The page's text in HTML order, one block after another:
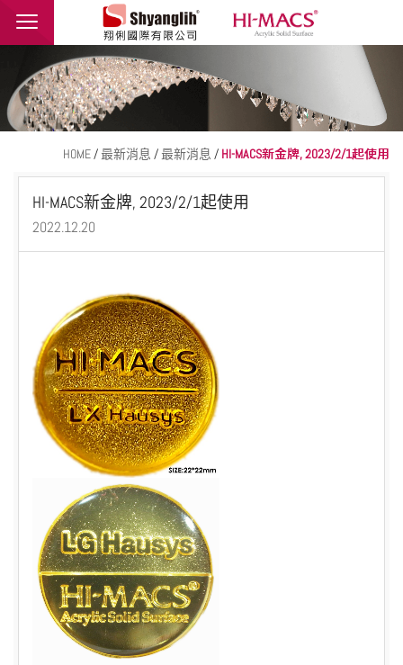
翔俐國際有限公司
品牌介紹
產品介紹
HOME/ 最新消息 / 最新消息 / HI-MACS新金牌, 2023/2/1起使用
HI-MACS新金牌, 2023/2/1起使用
2022.12.20